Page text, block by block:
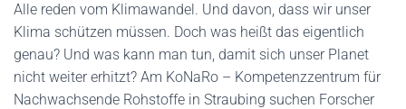
Alle reden vom Klimawandel. Und davon, dass wir unser
Klima schützen müssen. Doch was heißt das eigentlich
genau? Und was kann man tun, damit sich unser Planet
nicht weiter erhitzt? Am KoNaRo – Kompetenzzentrum für
Nachwachsende Rohstoffe in Straubing suchen Forscher